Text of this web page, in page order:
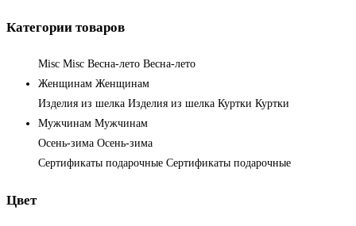
Категории товаров
Misc Misc Весна-лето Весна-лето
Женщинам Женщинам
Изделия из шелка Изделия из шелка Куртки Куртки
Мужчинам Мужчинам
Осень-зима Осень-зима
Сертификаты подарочные Сертификаты подарочные
Цвет